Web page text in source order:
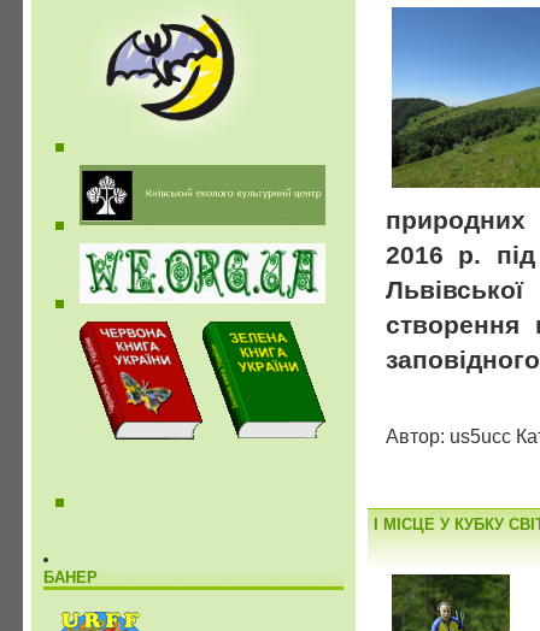
БАНЕР
природних
2016 р. під
створення
Автор: us5ucc
І МІСЦЕ У КУБКУ